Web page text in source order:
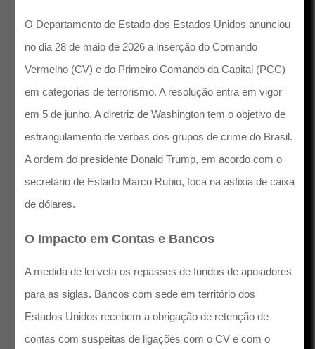
O Departamento de Estado dos Estados Unidos anunciou
no dia 28 de maio de 2026 a inserção do Comando
Vermelho (CV) e do Primeiro Comando da Capital (PCC)
em categorias de terrorismo. A resolução entra em vigor
em 5 de junho. A diretriz de Washington tem o objetivo de
estrangulamento de verbas dos grupos de crime do Brasil.
A ordem do presidente Donald Trump, em acordo com o
secretário de Estado Marco Rubio, foca na asfixia de caixa
de dólares.
O Impacto em Contas e Bancos
A medida de lei veta os repasses de fundos de apoiadores
para as siglas. Bancos com sede em território dos
Estados Unidos recebem a obrigação de retenção de
contas com suspeitas de ligações com o CV e com o